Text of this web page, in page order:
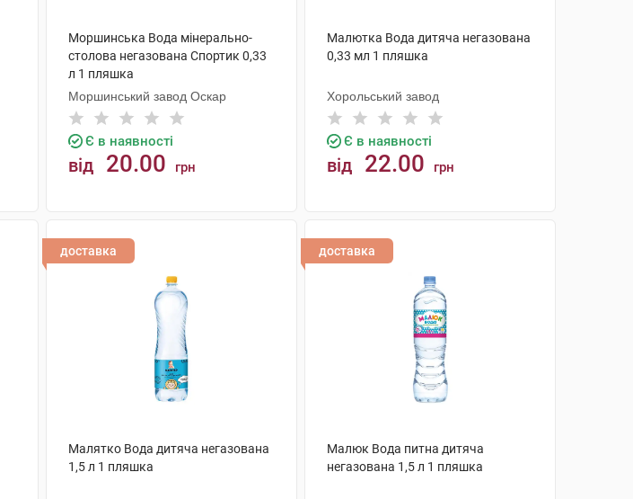
Моршинська Вода мінерально-
столова негазована Спортик 0,33
л 1 пляшка
Моршинський завод Оскар
Є в наявності
від 20.00 грн
Малютка Вода дитяча негазована
0,33 мл 1 пляшка
Хорольський завод
Є в наявності
від 22.00 грн
доставка
Малятко Вода дитяча негазована
1,5 л 1 пляшка
доставка
Малюк Вода питна дитяча
негазована 1,5 л 1 пляшка